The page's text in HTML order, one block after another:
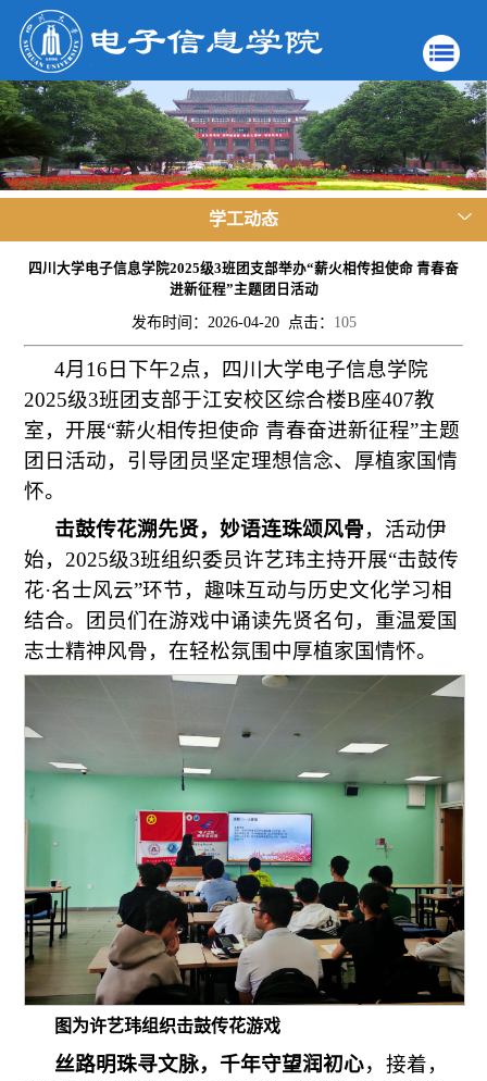
学工动态
四川大学电子信息学院2025级3班团支部举办“薪火相传担使命 青春奋
进新征程”主题团日活动
发布时间：2026-04-20 点击： 105
4月16日下午2点，四川大学电子信息学院
2025级3班团支部于江安校区综合楼B座407教
室，开展“薪火相传担使命 青春奋进新征程”主题
团日活动，引导团员坚定理想信念、厚植家国情
怀。
击鼓传花溯先贤，妙语连珠颂风骨，活动伊
始，2025级3班组织委员许艺玮主持开展“击鼓传
花·名士风云”环节，趣味互动与历史文化学习相
结合。团员们在游戏中诵读先贤名句，重温爱国
志士精神风骨，在轻松氛围中厚植家国情怀。
图为许艺玮组织击鼓传花游戏
丝路明珠寻文脉，千年守望润初心，接着，